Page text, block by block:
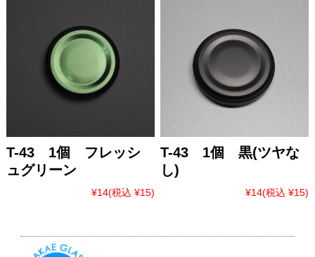
T-43 1個 フレッシ
ュグリーン
¥14(税込 ¥15)
T-43 1個 黒(ツヤな
し)
¥14(税込 ¥15)